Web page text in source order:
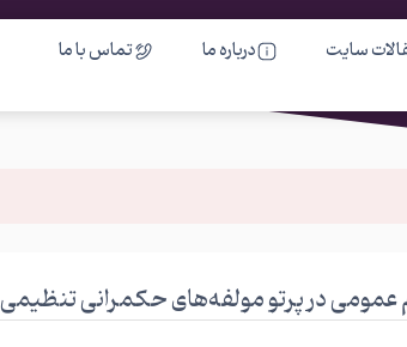
سایت درباره ما تماس با ما
در پرتو مولفه‌های حکمرانی تنظیمی